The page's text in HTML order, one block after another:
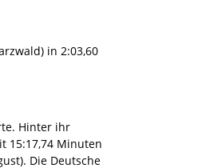
in 2:03,60
Hinter ihr
15:17,74 Minuten
Die Deutsche